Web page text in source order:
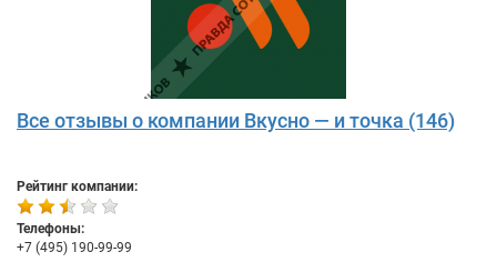
Все отзывы о компании Вкусно — и точка (146)
Рейтинг компании:
Телефоны:
+7 (495) 190-99-99